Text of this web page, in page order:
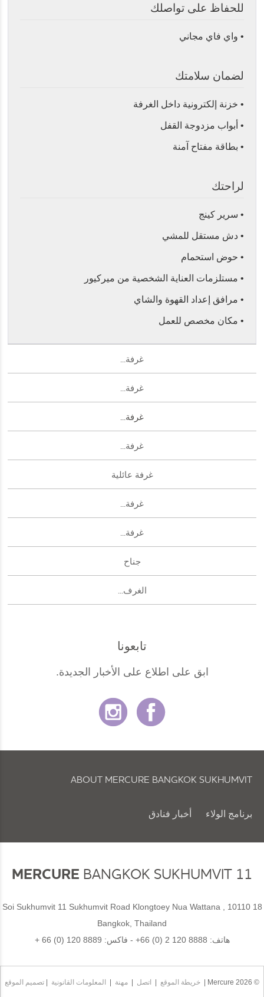
للحفاظ على تواصلك
• واي فاي مجاني
لضمان سلامتك
• خزنة إلكترونية داخل الغرفة
• أبواب مزدوجة القفل
• بطاقة مفتاح آمنة
لراحتك
• سرير كينج
• دش مستقل للمشي
• حوض استحمام
• مستلزمات العناية الشخصية من ميركيور
• مرافق إعداد القهوة والشاي
• مكان مخصص للعمل
غرفة...
غرفة...
غرفة...
غرفة...
غرفة عائلية
غرفة...
غرفة...
جناح
الغرف...
تابعونا
ابق على اطلاع على الأخبار الجديدة.
ABOUT MERCURE BANGKOK SUKHUMVIT
برنامج الولاء أخبار فنادق
MERCURE BANGKOK SUKHUMVIT 11
18 Soi Sukhumvit 11 Sukhumvit Road Klongtoey Nua Wattana , 10110
Bangkok, Thailand
هاتف: +66 (0) 2 120 8888 - فاكس: + 66 (0) 120 8889
© 2026 Mercure | خريطة الموقع اتصل مهنة المعلومات القانونية تصميم الموقع